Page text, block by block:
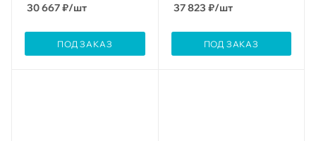
30 667₽/шт
ПОД ЗАКАЗ
37 823 ₽/шт
ПОД ЗАКАЗ